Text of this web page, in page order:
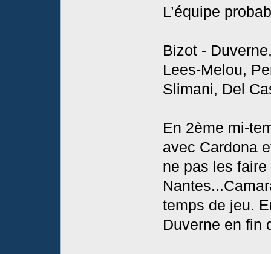
L’équipe
Bizot -
Lees-Melou,
Slimani, Del
En 2ème mi-
avec Cardona
ne pas les
temps de jeu.
Duverne en fin